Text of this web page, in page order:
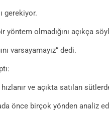
gerekiyor.
yöntem olmadığını açıkça
varsayamayız” dedi.
ve açıkta satılan
önce birçok yönden analiz